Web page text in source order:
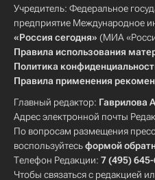
Учредитель: Федеральное
предприятие Международное
«Россия сегодня» (МИА
Правила использования
Политика
Правила применения
Главный редактор: Гаврилова
Адрес электронной почты
По вопросам размещения
воспользуйтесьформой
Телефон Редакции: 7 (495) 645-
Чтобы связаться с редакцией